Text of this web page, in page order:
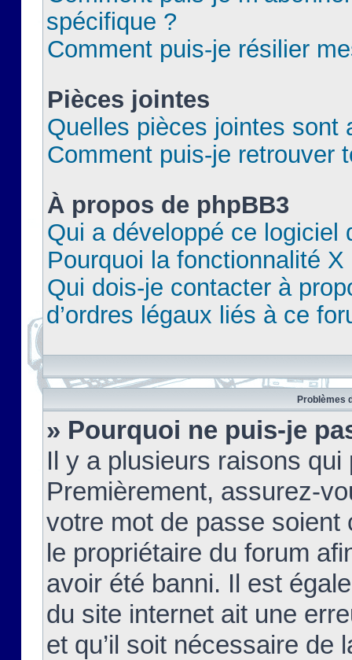
spécifique ?
Comment puis-je résilier
Pièces jointes
Quelles pièces jointes sont
Comment puis-je retrouver
À propos de phpBB3
Qui a développé ce logiciel
Pourquoi la fonctionnalité X
Qui dois-je contacter à
d’ordres légaux liés à ce
Problèmes
» Pourquoi ne puis-je
Il y a plusieurs raisons
Premièrement, assurez-
votre mot de passe soient
le propriétaire du forum
avoir été banni. Il est
du site internet ait une
et qu’il soit nécessaire de